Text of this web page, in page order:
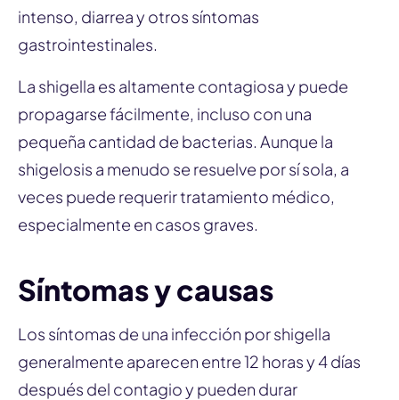
intenso, diarrea y otros síntomas
gastrointestinales.
La shigella es altamente contagiosa y puede
propagarse fácilmente, incluso con una
pequeña cantidad de bacterias. Aunque la
shigelosis a menudo se resuelve por sí sola, a
veces puede requerir tratamiento médico,
especialmente en casos graves.
Síntomas y causas
Los síntomas de una infección por shigella
generalmente aparecen entre 12 horas y 4 días
después del contagio y pueden durar